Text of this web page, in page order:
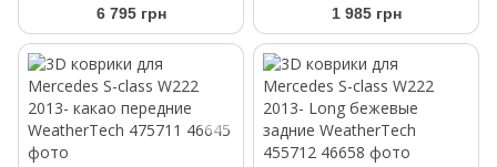
передние WeatherTech
445711
6 795 грн
2013- Sedan Frogum
ProLine TM548508 (кроме
авто с регулируемым 2
рядом)
1 985 грн